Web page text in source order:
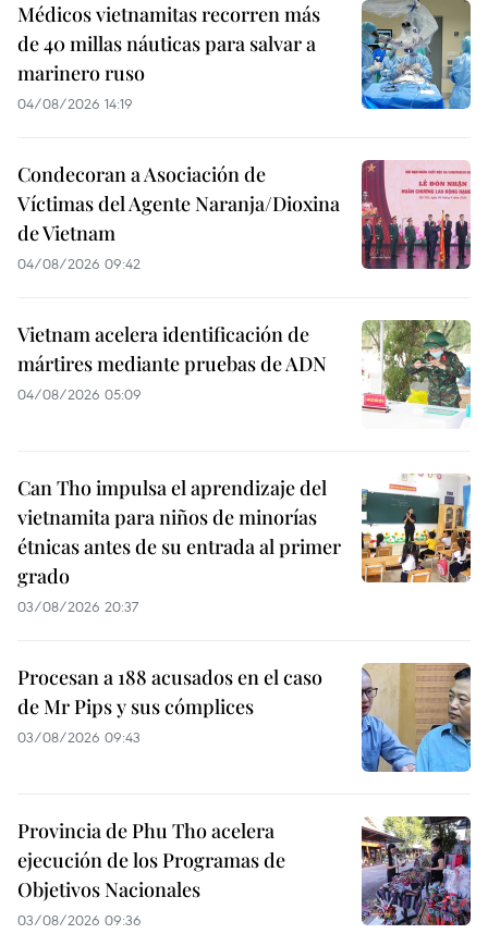
Médicos vietnamitas recorren más
de 40 millas náuticas para salvar a
marinero ruso
04/08/2026 14:19
Condecoran a Asociación de
Víctimas del Agente Naranja/Dioxina
de Vietnam
04/08/2026 09:42
Vietnam acelera identificación de
mártires mediante pruebas de ADN
04/08/2026 05:09
Can Tho impulsa el aprendizaje del
vietnamita para niños de minorías
étnicas antes de su entrada al primer
grado
03/08/2026 20:37
Procesan a 188 acusados en el caso
de Mr Pips y sus cómplices
03/08/2026 09:43
Provincia de Phu Tho acelera
ejecución de los Programas de
Objetivos Nacionales
03/08/2026 09:36